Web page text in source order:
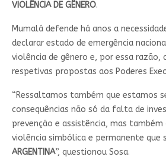
VIOLÊNCIA DE GÊNERO.
Mumalá defende há anos a
declarar estado de emergência
violência de gênero e, por essa razão,
respetivas propostas aos Poderes
“Ressaltamos também que estamos
consequências não só da falta de
prevenção e assistência, mas também
violência simbólica e permanente que
ARGENTINA”, questionou Sosa.